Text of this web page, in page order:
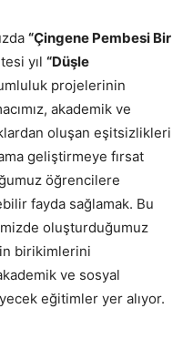
“Çingene Pembesi Bir
yıl “Düşle
projelerinin
akademik ve
oluşan eşitsizlikleri
geliştirmeye fırsat
öğrencilere
fayda sağlamak. Bu
oluşturduğumuz
birikimlerini
ve sosyal
eğitimler yer alıyor.